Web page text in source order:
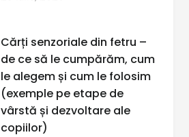
Cărți senzoriale din fetru –
de ce să le cumpărăm, cum
le alegem și cum le folosim
(exemple pe etape de
vârstă și dezvoltare ale
copiilor)